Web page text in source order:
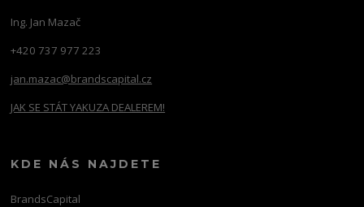
Ing. Jan Mazač
+420 737 977 223
jan.mazac@brandscapital.cz
JAK SE STÁT YAKUZA DEALEREM!
KDE NÁS NAJDETE
BrandsCapital